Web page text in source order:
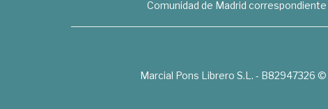
Comunidad de Madrid
Marcial Pons Librero S.L. - B82947326